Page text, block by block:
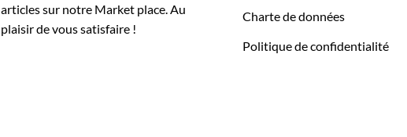
articles sur notre Market place. Au
plaisir de vous satisfaire !
Charte de données
Politique de confidentialité